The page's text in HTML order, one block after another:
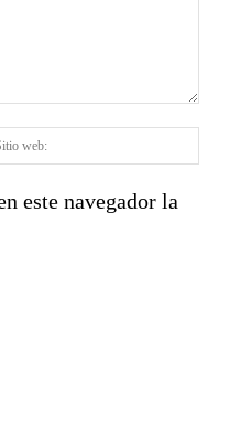
web:
este navegador la